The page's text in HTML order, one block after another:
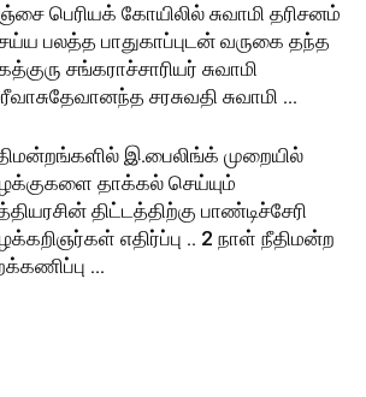
பெரியக் கோயிலில் சுவாமி தரிசனம்
பலத்த பாதுகாப்புடன் வருகை தந்த
சங்கராச்சாரியர் சுவாமி
சரசுவதி சுவாமி …
இ.பைலிங்க் முறையில்
தாக்கல் செய்யும்
திட்டத்திற்கு பாண்டிச்சேரி
எதிர்ப்பு .. 2 நாள் நீதிமன்ற
…